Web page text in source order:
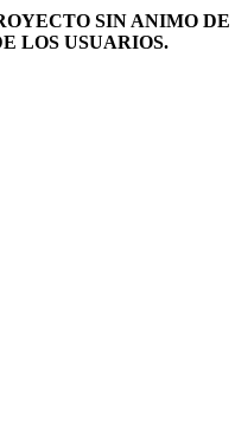
SIN ANIMO
LOS USUARIOS.